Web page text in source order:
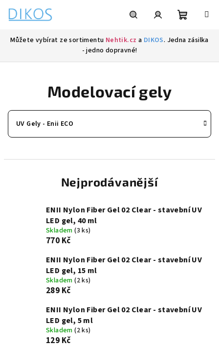
obsah
Můžete vybírat ze sortimentu Nehtik.cz a DIKOS. Jedna zásilka
- jedno dopravné!
Modelovací gely
UV Gely - Enii ECO
Nejprodávanější
ENII Nylon Fiber Gel 02 Clear - stavební UV
LED gel, 40 ml
Skladem(3 ks)
770 Kč
ENII Nylon Fiber Gel 02 Clear - stavební UV
LED gel, 15 ml
Skladem(2 ks)
289 Kč
ENII Nylon Fiber Gel 02 Clear - stavební UV
LED gel, 5 ml
Skladem(2 ks)
129 Kč